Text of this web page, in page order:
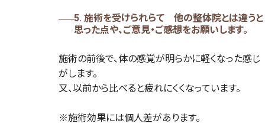
5. 施術を受けられらて 他の整体院とは違うと
思った点や、ご意見・ご感想をお願いします。
施術の前後で、体の感覚が明らかに軽くなった感じ
がします。
又、以前から比べると疲れにくくなっています。
※施術効果には個人差があります。